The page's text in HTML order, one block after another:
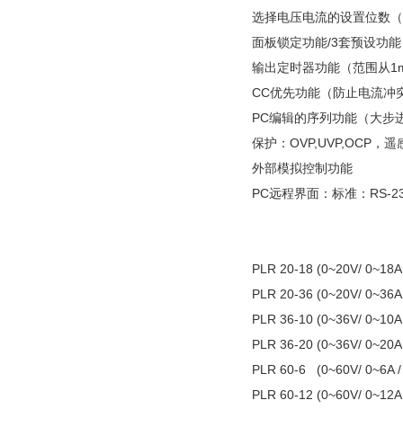
选择电压电流的设置位数
面板锁定功能/3套预设功能
输出定时器功能（范围从
CC优先功能（防止电流冲
PC编辑的序列功能（大步
保护：OVP,UVP,OCP，遥
外部模拟控制功能
PC远程界面：标准：RS-
PLR 20-18 (0~20V/
PLR 20-36 (0~20V/
PLR 36-10 (0~36V/
PLR 36-20 (0~36V/
PLR 60-6 (0~60V/ 0~6A
PLR 60-12 (0~60V/